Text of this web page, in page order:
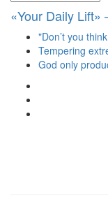
«Your Daily Lift»
"Don’t you
Tempering
God only